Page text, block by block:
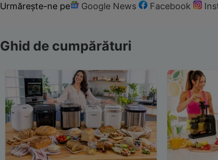
Urmărește-ne pe Google News Facebook
Ghid de cumpărături